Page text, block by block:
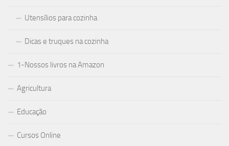
Utensílios para cozinha
Dicas e truques na cozinha
1-Nossos livros na Amazon
Agricultura
Educação
Cursos Online